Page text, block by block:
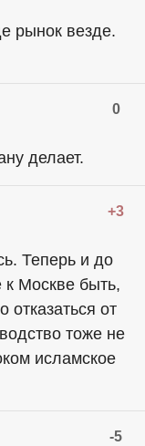
рынок везде.
0
делает.
+3
Теперь и до
к Москве быть,
отказаться от
тоже не
исламское
-5